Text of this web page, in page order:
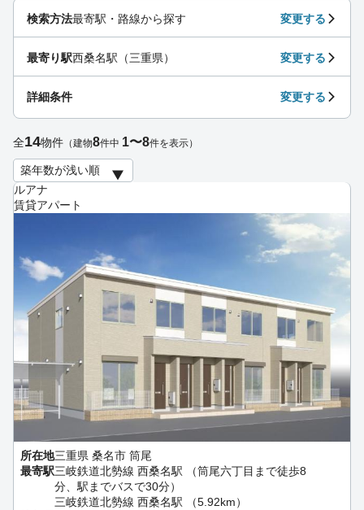
ルアナ
賃貸アパート
所在地三重県 桑名市 筒尾
最寄駅三岐鉄道北勢線 西桑名駅 （筒尾六丁目まで徒歩8
分、駅までバスで30分）
三岐鉄道北勢線 西桑名駅 （5.92km）
検索方法最寄駅・路線から探す 変更する
最寄り駅西桑名駅（三重県） 変更する
詳細条件 変更する
全14物件 （建物8件中 1〜8件を表示）